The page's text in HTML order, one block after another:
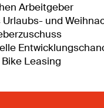
Arbeitgeber
und
Leasing